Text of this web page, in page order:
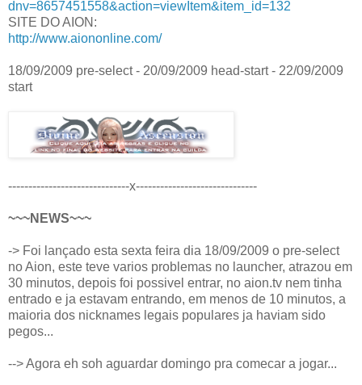
dnv=8657451558&action=viewItem&item_id=132
SITE DO AION:
http://www.aiononline.com/
18/09/2009 pre-select - 20/09/2009 head-start - 22/09/2009
start
------------------------------x------------------------------
~~~NEWS~~~
-> Foi lançado esta sexta feira dia 18/09/2009 o pre-select
no Aion, este teve varios problemas no launcher, atrazou em
30 minutos, depois foi possivel entrar, no aion.tv nem tinha
entrado e ja estavam entrando, em menos de 10 minutos, a
maioria dos nicknames legais populares ja haviam sido
pegos...
--> Agora eh soh aguardar domingo pra comecar a jogar...